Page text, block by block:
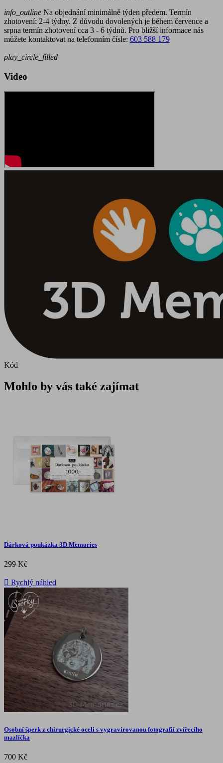
info_outline Na objednání minimálně týden předem. Termín
zhotovení: 2-4 týdny. Z důvodu dovolených je během července a
srpna termín zhotovení cca 3 - 6 týdnů. Pro bližší informace nás
můžete kontaktovat na telefonním čísle: 603 588 179
play_circle_filled
Video
Kód
Mohlo by vás také zajímat
Dárková poukázka 3D Memories
299 Kč
 Rychlý náhled
Osobní šperk z chirurgické oceli s vygravírovanou fotografií zvířecího
mazlíčka
700 Kč